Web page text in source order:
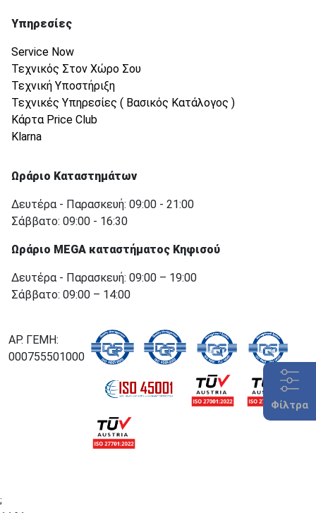
Φίλτρα
Υπηρεσίες
Service Now
Τεχνικός Στον Χώρο Σου
Τεχνική Υποστήριξη
Τεχνικές Υπηρεσίες ( Βασικός Κατάλογος )
Κάρτα Price Club
Klarna
Ωράριο Καταστημάτων
Δευτέρα - Παρασκευή: 09:00 - 21:00
Σάββατο: 09:00 - 16:30
Ωράριο MEGA καταστήματος Κηφισού
Δευτέρα - Παρασκευή: 09:00 – 19:00
Σάββατο: 09:00 – 14:00
ΑΡ. ΓΕΜΗ:
000755501000
;